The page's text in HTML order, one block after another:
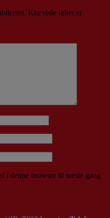
Krævede felter er
i denne browser til næste gang